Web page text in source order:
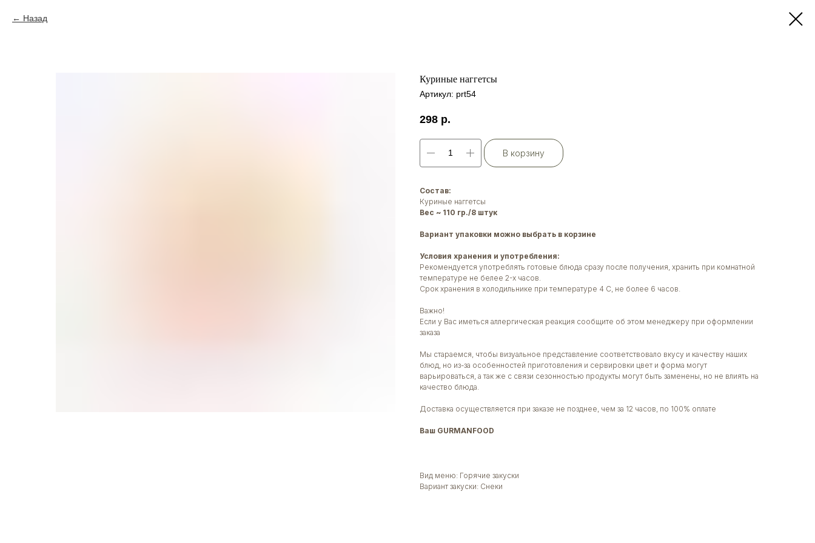
Назад
Куриные наггетсы
Артикул: prt54
298 р.
В корзину
Состав:
Куриные наггетсы
Вес ~ 110 гр./8 штук
Вариант упаковки можно выбрать в корзине
Условия хранения и употребления:
Рекомендуется употреблять готовые блюда сразу после получения, хранить при комнатной
температуре не белее 2-х часов.
Срок хранения в холодильнике при температуре 4 С, не более 6 часов.
Важно!
Если у Вас иметься аллергическая реакция сообщите об этом менеджеру при оформлении
заказа
Мы стараемся, чтобы визуальное представление соответствовало вкусу и качеству наших
блюд, но из-за особенностей приготовления и сервировки цвет и форма могут
варьироваться, а так же с связи сезонностью продукты могут быть заменены, но не влиять на
качество блюда.
Доставка осуществляется при заказе не позднее, чем за 12 часов, по 100% оплате
Ваш GURMANFOOD
Вид меню: Горячие закуски
Вариант закуски: Снеки